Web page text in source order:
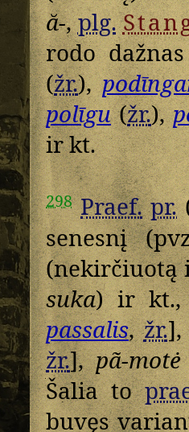
ă-,plg.
rodo
(žr.),
polīgu(žr.),
ir kt.
298 Praef. pr.
senesnį
suka) ir kt.,
passalis,žr.
žr.],pã-motė
Šalia to
buvęs